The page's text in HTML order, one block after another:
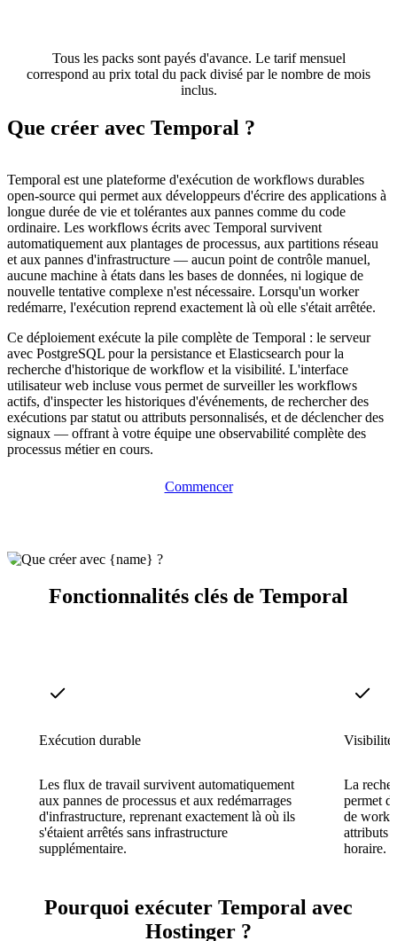
Tous les packs sont payés d'avance. Le tarif mensuel
correspond au prix total du pack divisé par le nombre de mois
inclus.
Que créer avec Temporal ?
Temporal est une plateforme d'exécution de workflows durables
open-source qui permet aux développeurs d'écrire des applications à
longue durée de vie et tolérantes aux pannes comme du code
ordinaire. Les workflows écrits avec Temporal survivent
automatiquement aux plantages de processus, aux partitions réseau
et aux pannes d'infrastructure — aucun point de contrôle manuel,
aucune machine à états dans les bases de données, ni logique de
nouvelle tentative complexe n'est nécessaire. Lorsqu'un worker
redémarre, l'exécution reprend exactement là où elle s'était arrêtée.
Ce déploiement exécute la pile complète de Temporal : le serveur
avec PostgreSQL pour la persistance et Elasticsearch pour la
recherche d'historique de workflow et la visibilité. L'interface
utilisateur web incluse vous permet de surveiller les workflows
actifs, d'inspecter les historiques d'événements, de rechercher des
exécutions par statut ou attributs personnalisés, et de déclencher des
signaux — offrant à votre équipe une observabilité complète des
processus métier en cours.
Commencer
Fonctionnalités clés de Temporal
Exécution durable
Les flux de travail survivent automatiquement
aux pannes de processus et aux redémarrages
d'infrastructure, reprenant exactement là où ils
s'étaient arrêtés sans infrastructure
supplémentaire.
Visibilité
La
permet
de
attributs
horaire.
Pourquoi exécuter Temporal avec
Hostinger ?